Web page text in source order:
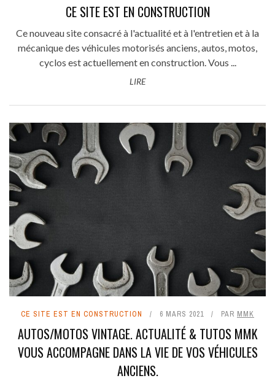
CE SITE EST EN CONSTRUCTION
Ce nouveau site consacré à l'actualité et à l'entretien et à la
mécanique des véhicules motorisés anciens, autos, motos,
cyclos est actuellement en construction. Vous ...
LIRE
CE SITE EST EN CONSTRUCTION 6 MARS 2021 PAR MMK
AUTOS/MOTOS VINTAGE. ACTUALITÉ & TUTOS MMK
VOUS ACCOMPAGNE DANS LA VIE DE VOS VÉHICULES
ANCIENS.